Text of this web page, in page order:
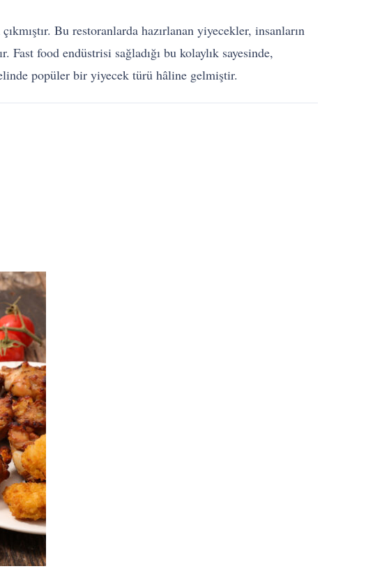
Bu restoranlarda hazırlanan yiyecekler, insanların
Fast food endüstrisi sağladığı bu kolaylık sayesinde,
popüler bir yiyecek türü hâline gelmiştir.